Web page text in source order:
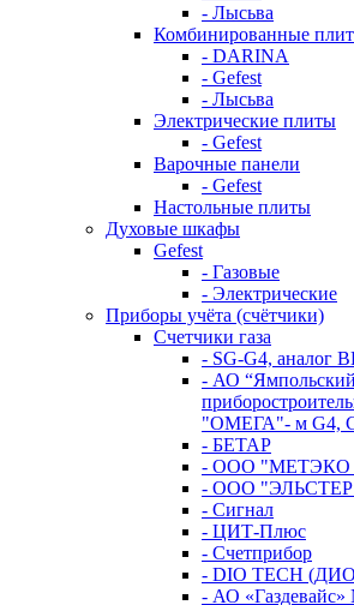
- Лысьва
Комбинированные
- DARINA
- Gefest
- Лысьва
Электрические плиты
- Gefest
Варочные панели
- Gefest
Настольные плиты
Духовые шкафы
Gefest
- Газовые
- Электрические
Приборы учёта (счётчики)
Счетчики газа
- SG-G4, аналог
- АО “Ямпольский
"ОМЕГА"- м G4,
- БЕТАР
- ООО "МЕТЭКО
- ООО "ЭЛЬСТЕР
- Сигнал
- ЦИТ-Плюс
- Счетприбор
- DIO TECH
- АО «Газдевайс»